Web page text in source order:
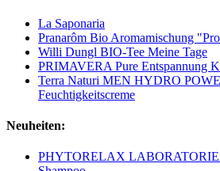
La Saponaria
Pranarôm Bio Aromamischung
Willi Dungl BIO-Tee Meine Tage
PRIMAVERA Pure Entspannung
Terra Naturi MEN HYDRO
Feuchtigkeitscreme
Neuheiten:
PHYTORELAX